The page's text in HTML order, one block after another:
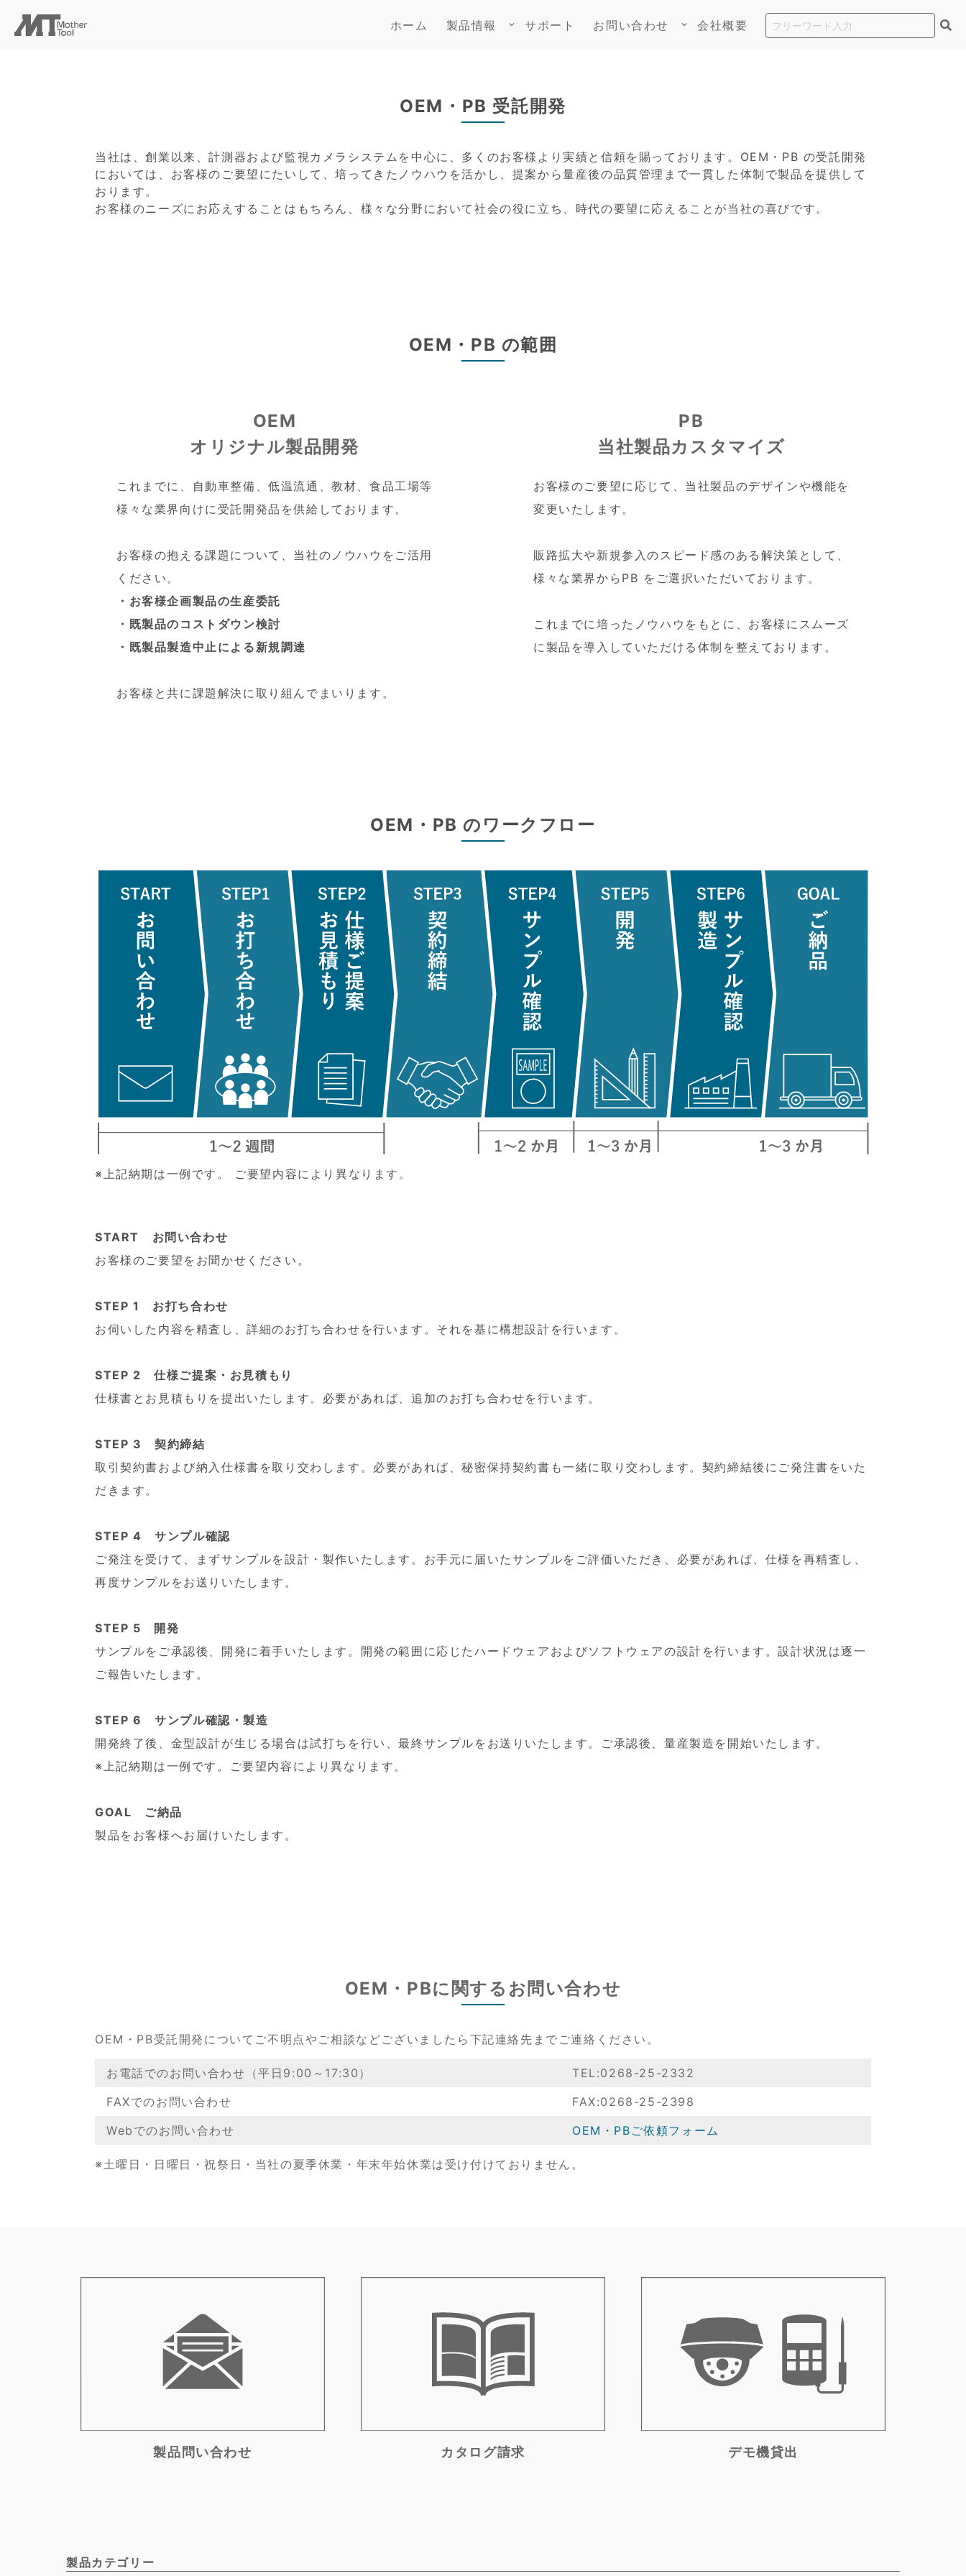
ホーム 製品情報 keyboard_arrow_down サポート お問い合わせ keyboard_arrow_down 会社概要
OEM・PB 受託開発
当社は、創業以来、計測器および監視カメラシステムを中心に、多くのお客様より実績と信頼を賜っております。OEM・PB の受託開発
においては、お客様のご要望にたいして、培ってきたノウハウを活かし、提案から量産後の品質管理まで一貫した体制で製品を提供して
おります。
お客様のニーズにお応えすることはもちろん、様々な分野において社会の役に立ち、時代の要望に応えることが当社の喜びです。
OEM・PB の範囲
OEM
オリジナル製品開発
これまでに、自動車整備、低温流通、教材、食品工場等
様々な業界向けに受託開発品を供給しております。
お客様の抱える課題について、当社のノウハウをご活用
ください。
・お客様企画製品の生産委託
・既製品のコストダウン検討
・既製品製造中止による新規調達
お客様と共に課題解決に取り組んでまいります。
PB
当社製品カスタマイズ
お客様のご要望に応じて、当社製品のデザインや機能を
変更いたします。
販路拡大や新規参入のスピード感のある解決策として、
様々な業界からPB をご選択いただいております。
これまでに培ったノウハウをもとに、お客様にスムーズ
に製品を導入していただける体制を整えております。
OEM・PB のワークフロー
※上記納期は一例です。 ご要望内容により異なります。
START お問い合わせ
お客様のご要望をお聞かせください。
STEP 1 お打ち合わせ
お伺いした内容を精査し、詳細のお打ち合わせを行います。それを基に構想設計を行います。
STEP 2 仕様ご提案・お見積もり
仕様書とお見積もりを提出いたします。必要があれば、追加のお打ち合わせを行います。
STEP 3 契約締結
取引契約書および納入仕様書を取り交わします。必要があれば、秘密保持契約書も一緒に取り交わします。契約締結後にご発注書をいた
だきます。
STEP 4 サンプル確認
ご発注を受けて、まずサンプルを設計・製作いたします。お手元に届いたサンプルをご評価いただき、必要があれば、仕様を再精査し、
再度サンプルをお送りいたします。
STEP 5 開発
サンプルをご承認後、開発に着手いたします。開発の範囲に応じたハードウェアおよびソフトウェアの設計を行います。設計状況は逐一
ご報告いたします。
STEP 6 サンプル確認・製造
開発終了後、金型設計が生じる場合は試打ちを行い、最終サンプルをお送りいたします。ご承認後、量産製造を開始いたします。
※上記納期は一例です。ご要望内容により異なります。
GOAL ご納品
製品をお客様へお届けいたします。
OEM・PBに関するお問い合わせ
OEM・PB受託開発についてご不明点やご相談などございましたら下記連絡先までご連絡ください。
お電話でのお問い合わせ（平日9:00～17:30）
TEL:0268-25-2332
FAXでのお問い合わせ
FAX:0268-25-2398
Webでのお問い合わせ
OEM・PBご依頼フォーム
※土曜日・日曜日・祝祭日・当社の夏季休業・年末年始休業は受け付けておりません。
製品問い合わせ カタログ請求 デモ機貸出
製品カテゴリー